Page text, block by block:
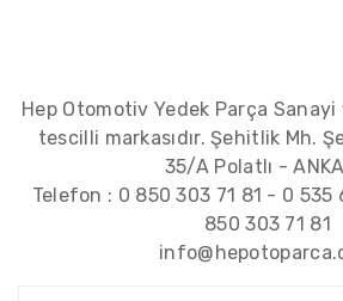
Hep Otomotiv Yedek Parça
tescilli markasıdır. Şehitlik Mh.
35/A Polatlı -
Telefon : 0 850 303 71 81 - 0 535
850 303 71 81